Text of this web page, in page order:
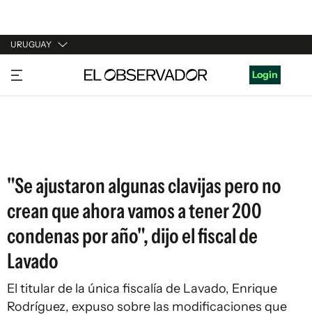
URUGUAY
URUGUAY
ARGENTINA
Login
"Se ajustaron algunas clavijas pero no
crean que ahora vamos a tener 200
condenas por año", dijo el fiscal de
Lavado
El titular de la única fiscalía de Lavado, Enrique
Rodríguez, expuso sobre las modificaciones que